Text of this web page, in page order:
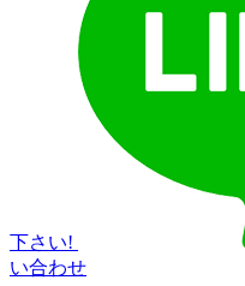
下さい!
い合わせ